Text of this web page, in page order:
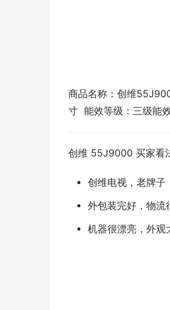
商品名称：创维
寸  能效等级：三级能
创维 55J9000 买家看
创维电视，老牌子
外包装完好，物流
机器很漂亮，外观